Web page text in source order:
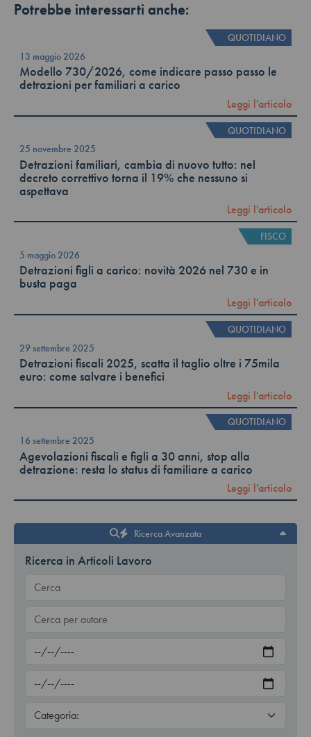
Potrebbe interessarti anche:
QUOTIDIANO
13 maggio 2026
Modello 730/2026, come indicare passo passo le
detrazioni per familiari a carico
Leggi l'articolo
QUOTIDIANO
25 novembre 2025
Detrazioni familiari, cambia di nuovo tutto: nel
decreto correttivo torna il 19% che nessuno si
aspettava
Leggi l'articolo
FISCO
5 maggio 2026
Detrazioni figli a carico: novità 2026 nel 730 e in
busta paga
Leggi l'articolo
QUOTIDIANO
29 settembre 2025
Detrazioni fiscali 2025, scatta il taglio oltre i 75mila
euro: come salvare i benefici
Leggi l'articolo
QUOTIDIANO
16 settembre 2025
Agevolazioni fiscali e figli a 30 anni, stop alla
detrazione: resta lo status di familiare a carico
Leggi l'articolo
Ricerca Avanzata
Ricerca in Articoli Lavoro